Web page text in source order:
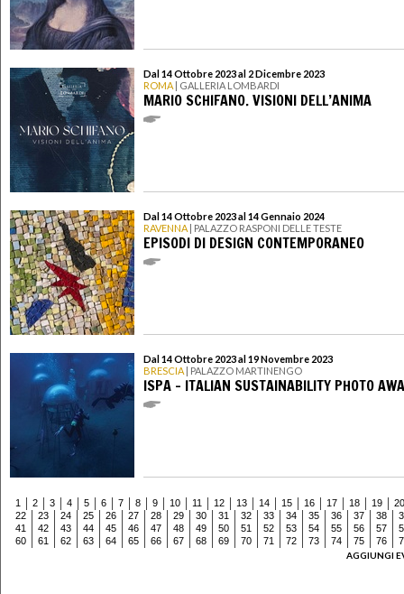
Dal 14 Ottobre 2023 al 2 Dicembre 2023
ROMA | GALLERIA LOMBARDI
MARIO SCHIFANO. VISIONI DELL’ANIMA
Dal 14 Ottobre 2023 al 14 Gennaio 2024
RAVENNA | PALAZZO RASPONI DELLE TESTE
EPISODI DI DESIGN CONTEMPORANEO
Dal 14 Ottobre 2023 al 19 Novembre 2023
BRESCIA | PALAZZO MARTINENGO
ISPA - ITALIAN SUSTAINABILITY PHOTO
1 2 3 4 5 6 7 8 9 10 11 12 13 14 15 16 17 18 19
20
22
23 24 25 26 27 28 29 30 31 32 33 34 35 36 37 38
41
42 43 44 45 46 47 48 49 50 51 52 53 54 55 56 57
60
61 62 63 64 65 66 67 68 69 70 71 72 73 74 75 76
AGGIUNGI